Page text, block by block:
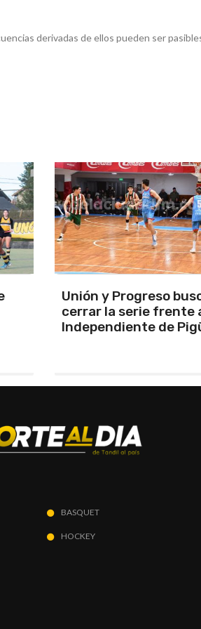
derivadas de ellos pueden ser
Se programó la
URD
BASQUET
HOCKEY